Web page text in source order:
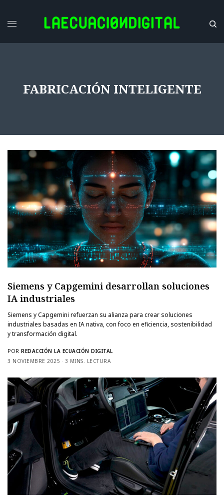
FABRICACIÓN INTELIGENTE
Siemens y Capgemini desarrollan soluciones
IA industriales
Siemens y Capgemini refuerzan su alianza para crear soluciones
industriales basadas en IA nativa, con foco en eficiencia, sostenibilidad
y transformación digital.
POR REDACCIÓN LA ECUACIÓN DIGITAL
3 NOVIEMBRE 2025
3 MINS. LECTURA